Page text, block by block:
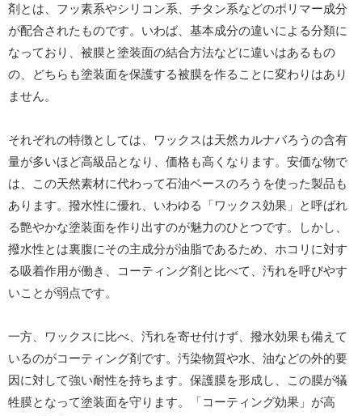
剤とは、フッ素系やシリコン系、チタン系などのポリマー成分
が配合されたものです。いわば、基本成分の違いによる分類に
なっており、被膜と塗装面の結合方法などに違いはあるもの
の、どちらも塗装面を保護する被膜を作ることに変わりはあり
ません。
それぞれの特徴としては、ワックスは天然カルナバろうの含有
量が多いほど高級品となり、価格も高くなります。安価な物で
は、この天然素材に代わって石油ベースのろうを使った製品も
あります。撥水性に優れ、いわゆる「ワックス効果」と呼ばれ
る艶やかな塗装面を作り出すのが魅力のひとつです。しかし、
撥水性とは裏腹にその主成分が油脂であるため、ホコリに対す
る吸着作用が働き、コーティング剤と比べて、汚れを呼びやす
いことが弱点です。
一方、ワックスに比べ、汚れを寄せ付けず、撥水効果も備えて
いるのがコーティング剤です。汚染物質や水、油などの外的要
因に対して強い耐性を持ちます。保護膜を形成し、この膜が犠
牲膜となって塗装面を守ります。「コーティング効果」が高